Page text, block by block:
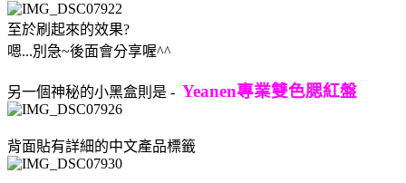
至於刷起來的效果?
嗯...別急~後面會分享喔^^
另一個神秘的小黑盒則是 - Yeanen專業雙色腮紅盤
背面貼有詳細的中文產品標籤